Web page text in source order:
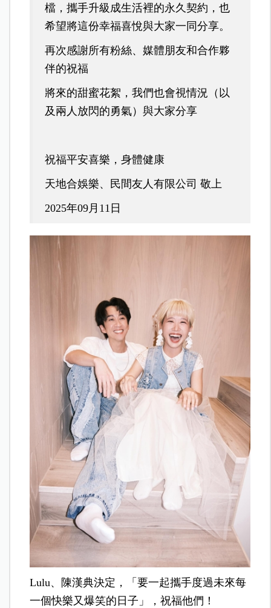
檔，攜手升級成生活裡的永久契約，也
希望將這份幸福喜悅與大家一同分享。
再次感謝所有粉絲、媒體朋友和合作夥
伴的祝福
將來的甜蜜花絮，我們也會視情況（以
及兩人放閃的勇氣）與大家分享
祝福平安喜樂，身體健康
天地合娛樂、民間友人有限公司 敬上
2025年09月11日
Lulu、陳漢典決定，「要一起攜手度過未來每
一個快樂又爆笑的日子」，祝福他們！